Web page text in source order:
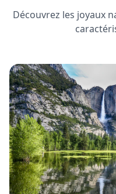
Découvrez les joyaux